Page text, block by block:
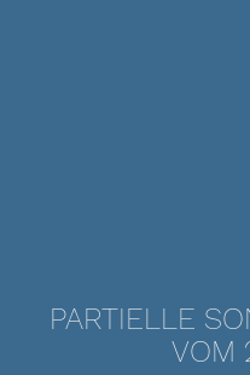
PARTIELLE
VOM